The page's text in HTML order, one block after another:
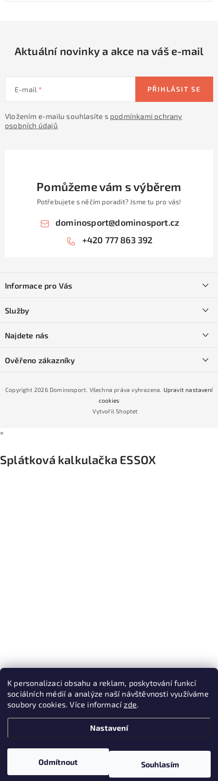
K personalizaci obsahu a reklam, poskytování funkcí
sociálních médií a analýze naší návštěvnosti využíváme
soubory cookies. Více informacízde.
Nastavení
Odmítnout Souhlasím
Aktuální novinky a akce na váš e-mail
E-mail
Vložením e-mailu souhlasíte s podmínkami ochrany
osobních údajů
PŘIHLÁSIT SE
Pomůžeme vám s výběrem
Potřebujete s něčím poradit? Jsme tu pro vás!
dominosport@dominosport.cz
+420 777 863 392
pInformace pro Vás
Obchodní podmínky
Podmínky GDPR
Podmínky nákupu na splátky ESSOX
Služby
Naše prodejna
Najdete nás
Ověřeno zákazníky
Vytvořil Shoptet
Copyright 2026 Dominosport. Všechna práva vyhrazena. Upravit nastavení
cookies
×
Splátková kalkulačka ESSOX